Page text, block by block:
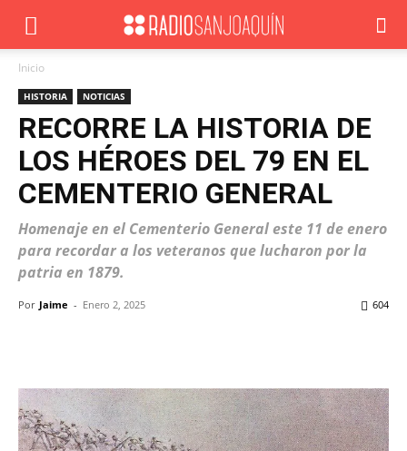
Inicio
HISTORIA NOTICIAS
RECORRE LA HISTORIA DE
LOS HÉROES DEL 79 EN EL
CEMENTERIO GENERAL
Homenaje en el Cementerio General este 11 de enero
para recordar a los veteranos que lucharon por la
patria en 1879.
Por Jaime - Enero 2, 2025 604